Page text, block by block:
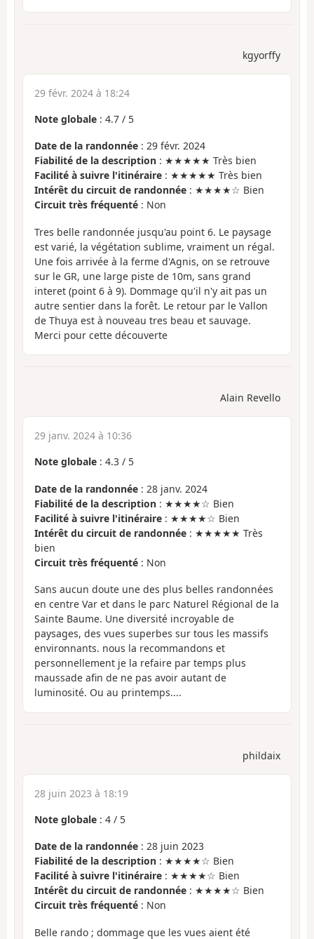
kgyorffy
29 févr. 2024 à 18:24
Note globale : 4.7 / 5
Date de la randonnée : 29 févr. 2024
Fiabilité de la description : ★★★★★ Très bien
Facilité à suivre l'itinéraire : ★★★★★ Très bien
Intérêt du circuit de randonnée : ★★★★☆ Bien
Circuit très fréquenté : Non
Tres belle randonnée jusqu'au point 6. Le paysage
est varié, la végétation sublime, vraiment un régal.
Une fois arrivée à la ferme d'Agnis, on se retrouve
sur le GR, une large piste de 10m, sans grand
interet (point 6 à 9). Dommage qu'il n'y ait pas un
autre sentier dans la forêt. Le retour par le Vallon
de Thuya est à nouveau tres beau et sauvage.
Merci pour cette découverte
Alain Revello
29 janv. 2024 à 10:36
Note globale : 4.3 / 5
Date de la randonnée : 28 janv. 2024
Fiabilité de la description : ★★★★☆ Bien
Facilité à suivre l'itinéraire : ★★★★☆ Bien
Intérêt du circuit de randonnée : ★★★★★ Très
bien
Circuit très fréquenté : Non
Sans aucun doute une des plus belles randonnées
en centre Var et dans le parc Naturel Régional de la
Sainte Baume. Une diversité incroyable de
paysages, des vues superbes sur tous les massifs
environnants. nous la recommandons et
personnellement je la refaire par temps plus
maussade afin de ne pas avoir autant de
luminosité. Ou au printemps....
phildaix
28 juin 2023 à 18:19
Note globale : 4 / 5
Date de la randonnée : 28 juin 2023
Fiabilité de la description : ★★★★☆ Bien
Facilité à suivre l'itinéraire : ★★★★☆ Bien
Intérêt du circuit de randonnée : ★★★★☆ Bien
Circuit très fréquenté : Non
Belle rando ; dommage que les vues aient été